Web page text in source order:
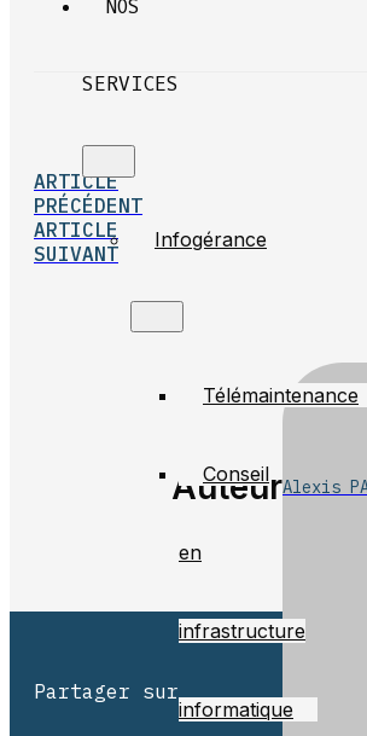
NOS
SERVICES
Infogérance
Télémaintenance
Conseil
en
infrastructure
informatique
ARTICLE
PRÉCÉDENT
ARTICLE
SUIVANT
AuteurAlexis
Partager sur